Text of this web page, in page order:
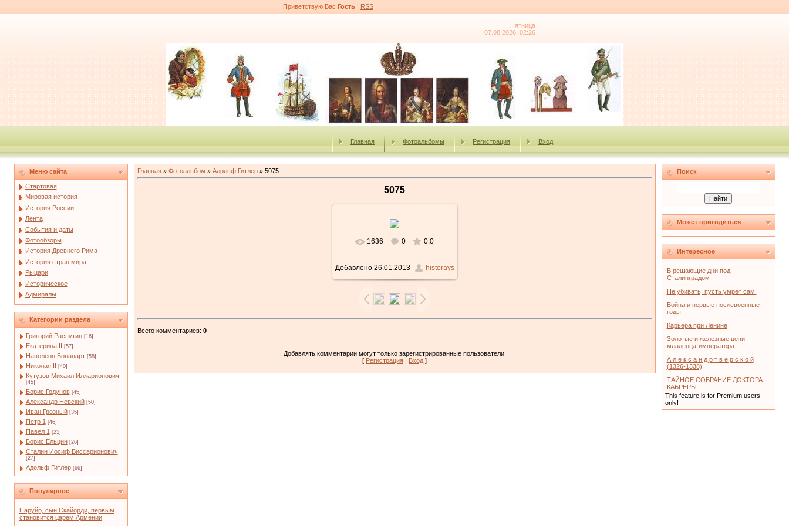
Приветствую Вас Гость | RSS
Пятница
07.08.2026, 02:26
Главная Фотоальбомы Регистрация Вход
Меню сайта
Стартовая
Мировая история
История России
Лента
События и даты
Фотообзоры
История Древнего Рима
История стран мира
Рыцари
Историческое
Адмиралы
Категории раздела
Григорий Распутин [16]
Екатерина II [57]
Наполеон Бонапарт [58]
Николая II [40]
Кутузов Михаил Илларионович
[45]
Борис Годунов [45]
Александр Невский [50]
Иван Грозный [35]
Петр 1 [46]
Павел 1 [25]
Борис Ельцин [26]
Сталин Иосиф Виссарионович
[27]
Адольф Гитлер [66]
Популярное
Паруйр, сын Скайорди, первым
становится царем Армении
Главная» Фотоальбом » Адольф Гитлер» 5075
5075
1636 0 0.0
Добавлено26.01.2013 historays
Всего комментариев: 0
Добавлять комментарии могут только зарегистрированные пользователи.
[ Регистрация | Вход ]
Поиск
Может пригодиться
Интересное
В решающие дни под
Сталинградом
Не убивать, пусть умрет сам!
Война и первые послевоенные
годы
Карьера при Ленине
Золотые и железные цепи
младенца-императора
А л е к с а н д р т в е р с к о й
(1326-1338)
ТАЙНОЕ СОБРАНИЕ ДОКТОРА
КАБРЕРЫ
This feature is for Premium users
only!